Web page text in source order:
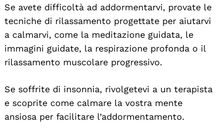
Se avete difficoltà ad addormentarvi, provate le
tecniche di rilassamento progettate per aiutarvi
a calmarvi, come la meditazione guidata, le
immagini guidate, la respirazione profonda o il
rilassamento muscolare progressivo.
Se soffrite di insonnia, rivolgetevi a un terapista
e scoprite come calmare la vostra mente
ansiosa per facilitare l’addormentamento.